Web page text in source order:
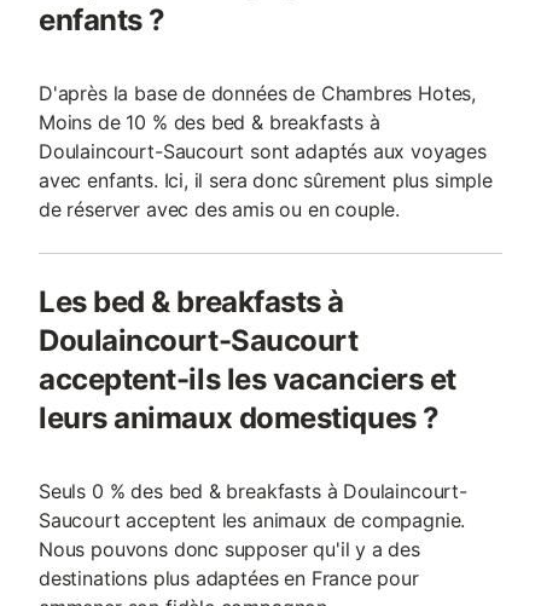
enfants ?
D'après la base de données de Chambres Hotes,
Moins de 10 % des bed & breakfasts à
Doulaincourt-Saucourt sont adaptés aux voyages
avec enfants. Ici, il sera donc sûrement plus simple
de réserver avec des amis ou en couple.
Les bed & breakfasts à
Doulaincourt-Saucourt
acceptent-ils les vacanciers et
leurs animaux domestiques ?
Seuls 0 % des bed & breakfasts à Doulaincourt-
Saucourt acceptent les animaux de compagnie.
Nous pouvons donc supposer qu'il y a des
destinations plus adaptées en France pour